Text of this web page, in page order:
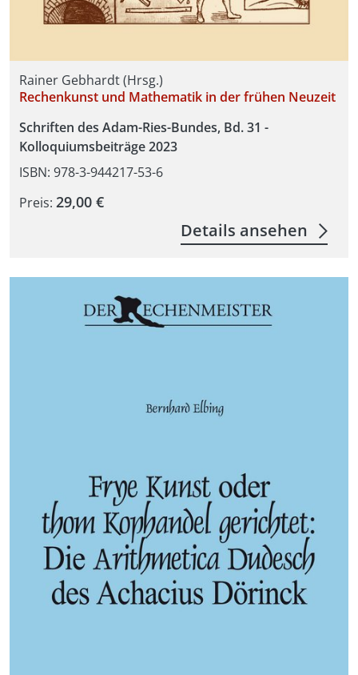
Rainer Gebhardt (Hrsg.)
Rechenkunst und Mathematik in der frühen Neuzeit
Schriften des Adam-Ries-Bundes, Bd. 31 -
Kolloquiumsbeiträge 2023
ISBN: 978-3-944217-53-6
Preis: 29,00 €
Details ansehen